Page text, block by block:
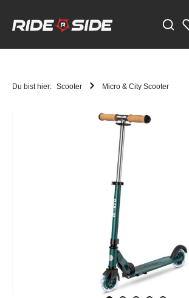
Du bist hier: Scooter Micro & City Scooter